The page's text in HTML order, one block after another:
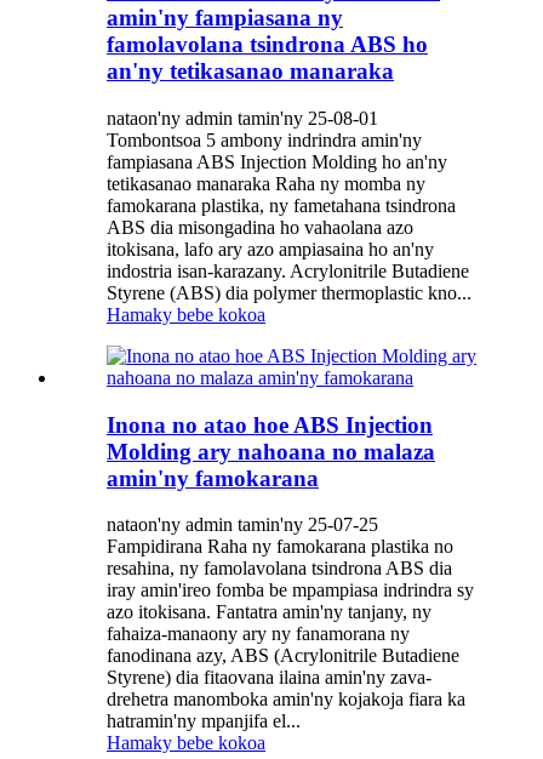
amin'ny fampiasana ny
famolavolana tsindrona ABS ho
an'ny tetikasanao manaraka
nataon'ny admin tamin'ny 25-08-01
Tombontsoa 5 ambony indrindra amin'ny
fampiasana ABS Injection Molding ho an'ny
tetikasanao manaraka Raha ny momba ny
famokarana plastika, ny fametahana tsindrona
ABS dia misongadina ho vahaolana azo
itokisana, lafo ary azo ampiasaina ho an'ny
indostria isan-karazany. Acrylonitrile Butadiene
Styrene (ABS) dia polymer thermoplastic kno...
Hamaky bebe kokoa
Inona no atao hoe ABS Injection
Molding ary nahoana no malaza
amin'ny famokarana
nataon'ny admin tamin'ny 25-07-25
Fampidirana Raha ny famokarana plastika no
resahina, ny famolavolana tsindrona ABS dia
iray amin'ireo fomba be mpampiasa indrindra sy
azo itokisana. Fantatra amin'ny tanjany, ny
fahaiza-manaony ary ny fanamorana ny
fanodinana azy, ABS (Acrylonitrile Butadiene
Styrene) dia fitaovana ilaina amin'ny zava-
drehetra manomboka amin'ny kojakoja fiara ka
hatramin'ny mpanjifa el...
Hamaky bebe kokoa